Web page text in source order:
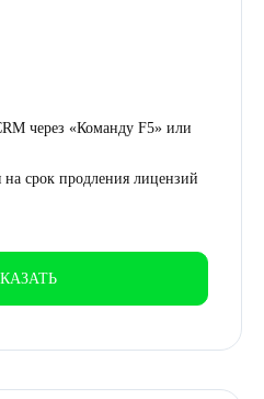
через «Команду F5» или
срок продления лицензий